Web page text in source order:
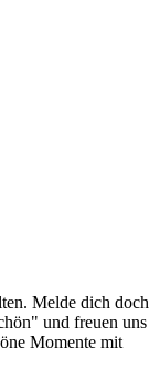
Melde dich doch
und freuen uns
Momente mit